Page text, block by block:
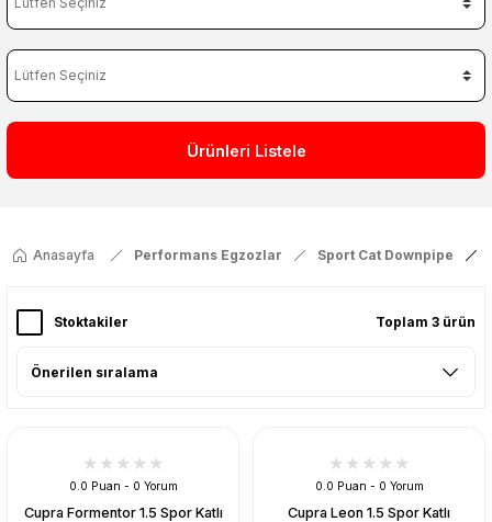
Ürünleri Listele
Anasayfa Performans Egzozlar Sport Cat Downpipe
Stoktakiler Toplam 3 ürün
0.0 Puan - 0 Yorum
Cupra Formentor 1.5 Spor Katlı
0.0 Puan - 0 Yorum
Cupra Leon 1.5 Spor Katlı